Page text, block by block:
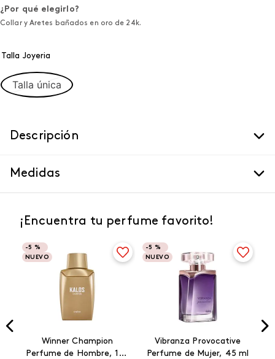
¿Por qué elegirlo?
Collar y Aretes bañados en oro de 24k.
Talla Joyeria
Talla única
Descripción
Medidas
¡Encuentra tu perfume favorito!
-5 %
NUEVO
Winner Champion
Perfume de Hombre, 100
-5 %
NUEVO
Vibranza Provocative
Perfume de Mujer, 45 ml